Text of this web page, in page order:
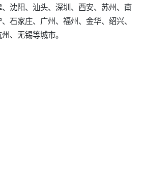
沈阳、汕头、深圳、西安、苏州、南
石家庄、广州、福州、金华、绍兴、
、无锡等城市。